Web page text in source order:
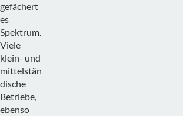
gefächert
es
Spektrum.
Viele
klein- und
mittelstän
dische
Betriebe,
ebenso